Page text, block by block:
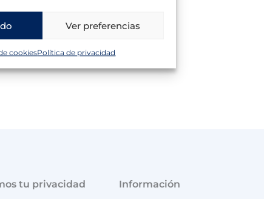
Ver preferencias
cookiesPolítica de privacidad
tu privacidad
Información